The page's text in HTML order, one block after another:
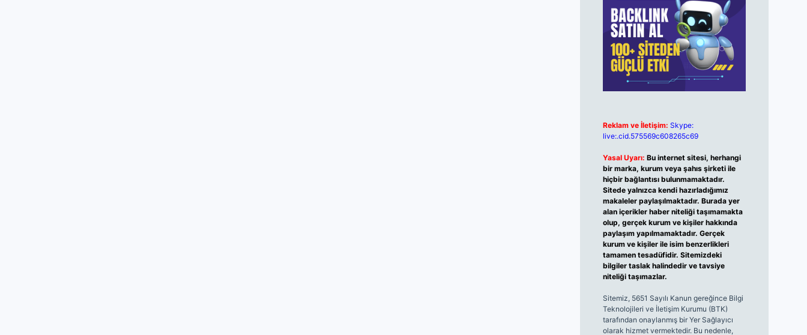
Reklam ve İletişim: Skype:
live:.cid.575569c608265c69
Yasal Uyarı: Bu internet sitesi, herhangi
bir marka, kurum veya şahıs şirketi ile
hiçbir bağlantısı bulunmamaktadır.
Sitede yalnızca kendi hazırladığımız
makaleler paylaşılmaktadır. Burada yer
alan içerikler haber niteliği taşımamakta
olup, gerçek kurum ve kişiler hakkında
paylaşım yapılmamaktadır. Gerçek
kurum ve kişiler ile isim benzerlikleri
tamamen tesadüfidir. Sitemizdeki
bilgiler taslak halindedir ve tavsiye
niteliği taşımazlar.
Sitemiz, 5651 Sayılı Kanun gereğince Bilgi
Teknolojileri ve İletişim Kurumu (BTK)
tarafından onaylanmış bir Yer Sağlayıcı
olarak hizmet vermektedir. Bu nedenle,